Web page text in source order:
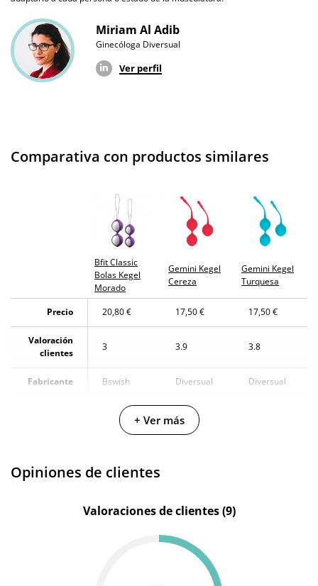
Miriam Al Adib
Ginecóloga Diversual
Ver perfil
Comparativa con productos similares
Bfit Classic
Bolas Kegel
Morado
Gemini Kegel
Cereza
Gemini Kegel
Turquesa
Precio 20,80 € 17,50 € 17,50 €
Valoración
clientes
3 3.9 3.8
Fabricante Bswish Diversual Diversual
Morado Rosa
Silicona Silicona
Resistente
al agua
100%
sumergible
+ Ver más
Opiniones de clientes
Valoraciones de clientes (9)